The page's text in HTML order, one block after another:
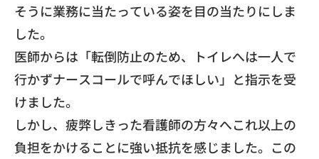
そうに業務に当たっている姿を目の当たりにしま
した。
​医師からは「転倒防止のため、トイレへは一人で
行かずナースコールで呼んでほしい」と指示を受
けました。
​しかし、疲弊しきった看護師の方々へこれ以上の
負担をかけることに強い抵抗を感じました。この